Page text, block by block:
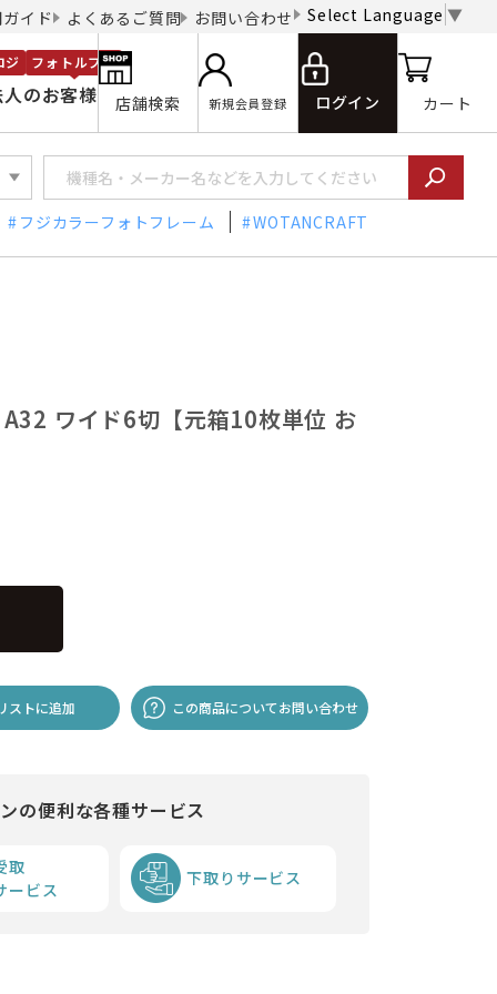
イド よくあるご質問 お問い合わせ Select Language ▼
のお客様
ジ フォトルプロ
店舗検索 新規会員登録 ログイン カート
フジカラーフォトフレーム WOTANCRAFT
ワイド6切【元箱10枚単位 お
ストに追加 この商品についてお問い合わせ
の便利な各種サービス
取
ービス
下取りサービス